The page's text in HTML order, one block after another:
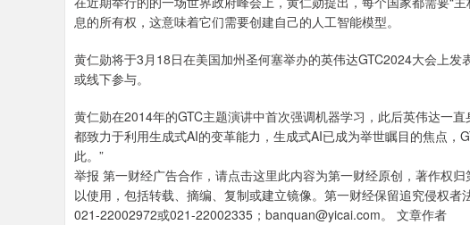
息的所有权，这意味着它们需要创建自己的人工智能模型。
黄仁勋将于3月18日在美国加州圣何塞举办的英伟达GTC2024大会上
或线下参与。
黄仁勋在2014年的GTC主题演讲中首次强调机器学习，此后英伟达一
都致力于利用生成式AI的变革能力，生成式AI已成为举世瞩目的焦点
此。”
举报 第一财经广告合作，请点击这里此内容为第一财经原创，著作权
以使用，包括转载、摘编、复制或建立镜像。第一财经保留追究侵权者
021-22002972或021-22002335；banquan@yicai.com。 文章作者